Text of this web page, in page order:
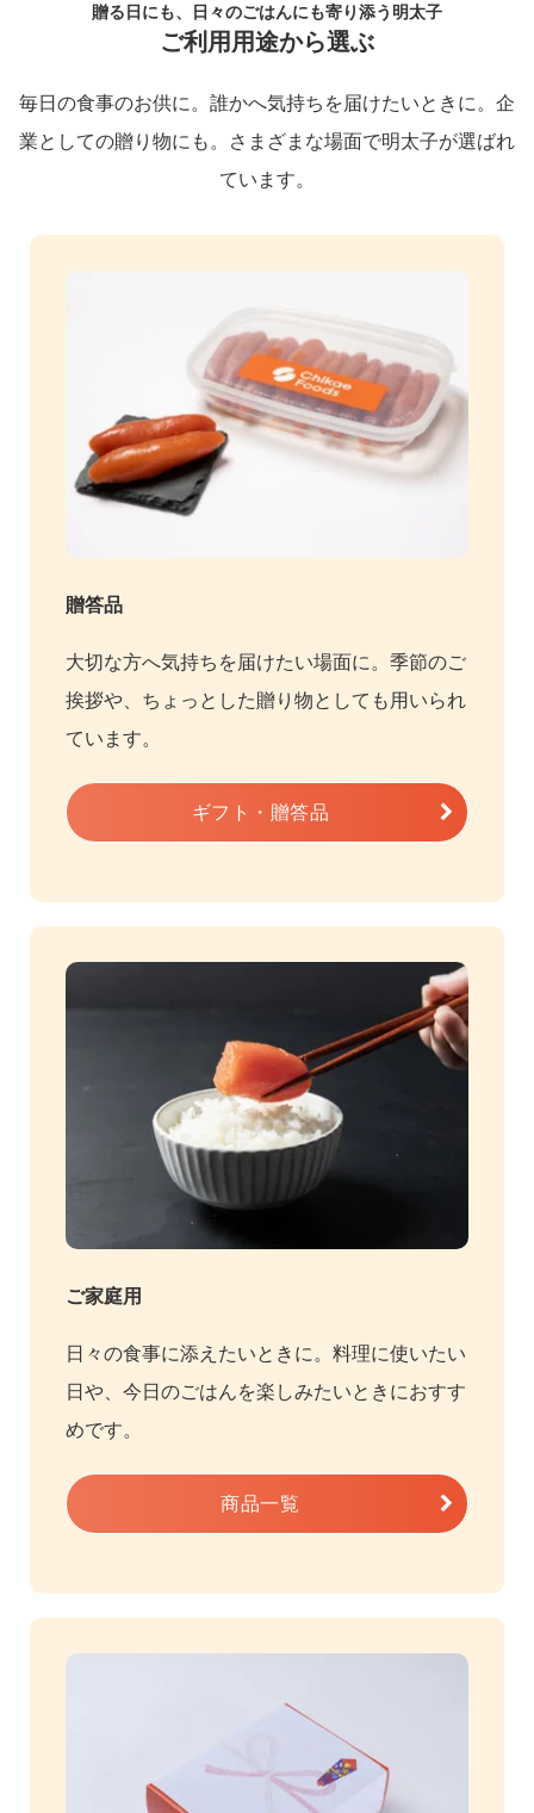
贈る日にも、日々のごはんにも寄り添う明太子
ご利用用途から選ぶ
毎日の食事のお供に。誰かへ気持ちを届けたいときに。企
業としての贈り物にも。さまざまな場面で明太子が選ばれ
ています。
贈答品
大切な方へ気持ちを届けたい場面に。季節のご
挨拶や、ちょっとした贈り物としても用いられ
ています。
ギフト・贈答品
ご家庭用
日々の食事に添えたいときに。料理に使いたい
日や、今日のごはんを楽しみたいときにおすす
めです。
商品一覧